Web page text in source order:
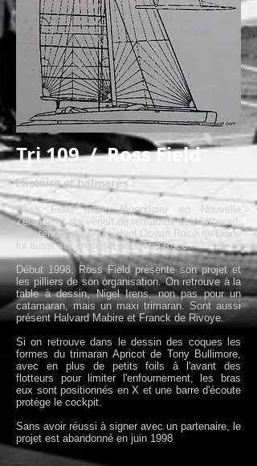
Tri 109 / Ross Field
Histoire et palmarès :
Ross Field marin légendaire en Nouvelle
Zélande et qui venait de remporter la Whitbread,
maintenant devenu Volvol Ocean Race se lance
lui aussi sur un projet pour The Race.
Début 1998, Ross Field présente son projet et
les pilliers de son organisation. On retrouve à la
table à dessin, Nigel Irens, non pas pour un
catamaran, mais un maxi trimaran. Sont aussi
présent Halvard Mabire et Franck de Rivoye.
Si on retrouve dans le dessin des coques les
formes du trimaran Apricot de Tony Bullimore,
avec en plus de petits foils à l'avant des
flotteurs pour limiter l'enfournement, les bras
eux sont positionnés en X et une barre d'écoute
protège le cockpit.
Sans avoir réussi à signer avec un partenaire, le
projet est abandonné en juin 1998